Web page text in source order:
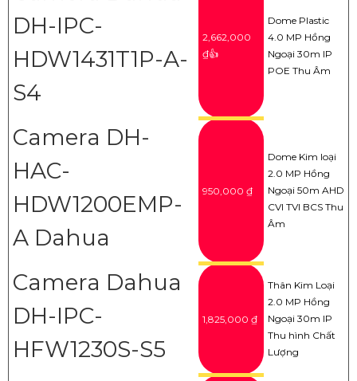
DH-IPC-
HDW1431T1P-A-
S4
2,662,000
₫👍
Dome Plastic
4.0 MP Hồng
Ngoại 30m IP
POE Thu Âm
Camera DH-
HAC-
HDW1200EMP-
A Dahua
950,000 ₫
Dome Kim loại
2.0 MP Hồng
Ngoại 50m AHD
CVI TVI BCS Thu
Âm
Camera Dahua
DH-IPC-
HFW1230S-S5
1,825,000 ₫
Thân Kim Loại
2.0 MP Hồng
Ngoại 30m IP
Thu hình Chất
Lượng